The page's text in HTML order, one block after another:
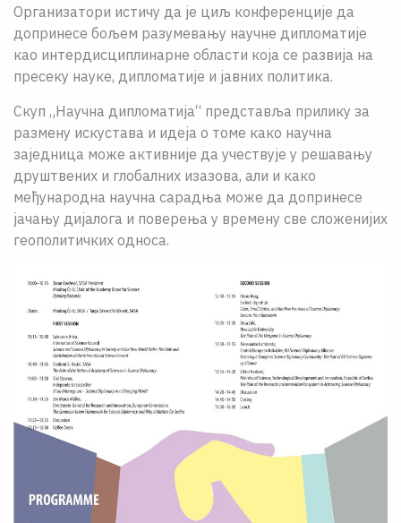
Организатори истичу да је циљ конференције да
допринесе бољем разумевању научне дипломатије
као интердисциплинарне области која се развија на
пресеку науке, дипломатије и јавних политика.
Скуп „Научна дипломатија“ представља прилику за
размену искустава и идеја о томе како научна
заједница може активније да учествује у решавању
друштвених и глобалних изазова, али и како
међународна научна сарадња може да допринесе
јачању дијалога и поверења у времену све сложенијих
геополитичких односа.